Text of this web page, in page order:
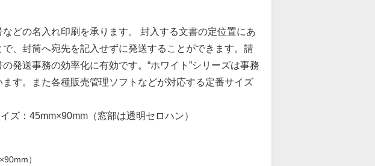
どの名入れ印刷を承ります。 封入する文書の定位置にあ
、封筒へ宛先を記入せずに発送することができます。請
発送事務の効率化に有効です。“ホワイト”シリーズは事務
す。また各種販売管理ソフトなどが対応する定番サイズ
ズ：45mm×90mm（窓部は透明セロハン）
）